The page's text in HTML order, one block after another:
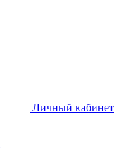
Личный кабинет